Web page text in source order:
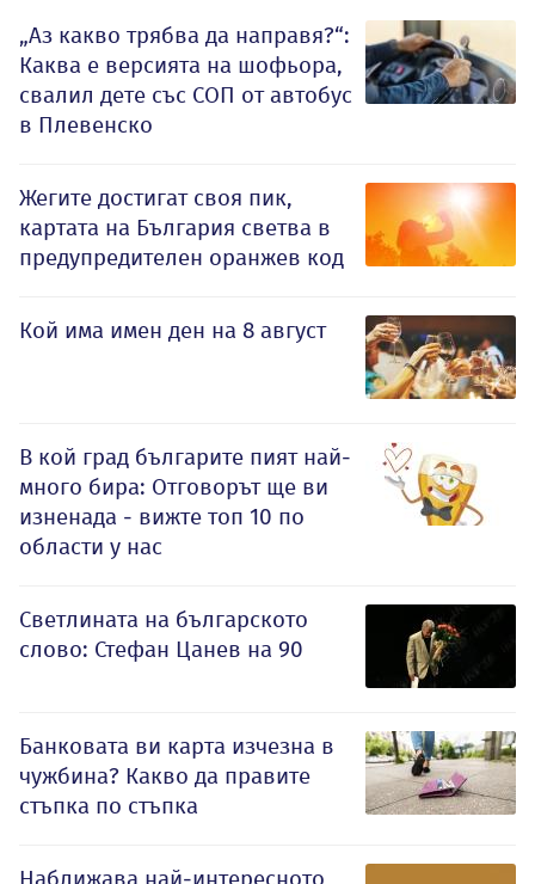
„Аз какво трябва да направя?“:
Каква е версията на шофьора,
свалил дете със СОП от автобус
в Плевенско
Жегите достигат своя пик,
картата на България светва в
предупредителен оранжев код
Кой има имен ден на 8 август
В кой град българите пият най-
много бира: Отговорът ще ви
изненада - вижте топ 10 по
области у нас
Светлината на българското
слово: Стефан Цанев на 90
Банковата ви карта изчезна в
чужбина? Какво да правите
стъпка по стъпка
Наближава най-интересното